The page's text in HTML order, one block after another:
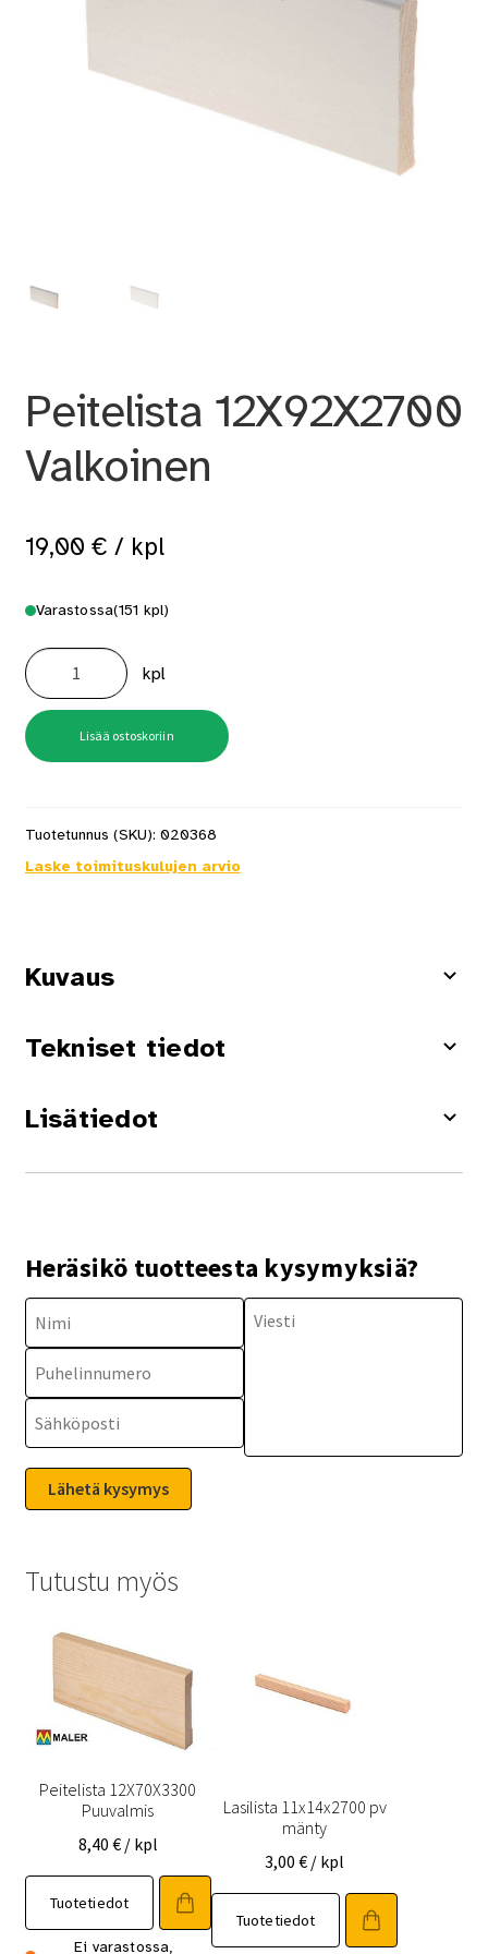
Peitelista 12X92X2700
Valkoinen
19,00 € / kpl
Varastossa(151 kpl)
Peitelista
12X92X2700
Valkoinen
määrä
kpl
Lisää ostoskoriin
Tuotetunnus (SKU): 020368
Laske toimituskulujen arvio
Kuvaus
Tekniset tiedot
Lisätiedot
Heräsikö tuotteesta kysymyksiä?
Tutustu myös
Peitelista 12X70X3300
Puuvalmis
8,40 € / kpl
Tuotetiedot
Ei varastossa,
Lasilista 11x14x2700 pv
mänty
3,00€ / kpl
Tuotetiedot